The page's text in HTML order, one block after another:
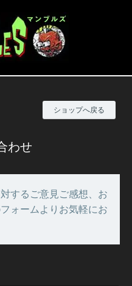
ショップへ戻る
わせ
するご意見ご感想、お
ォームよりお気軽にお